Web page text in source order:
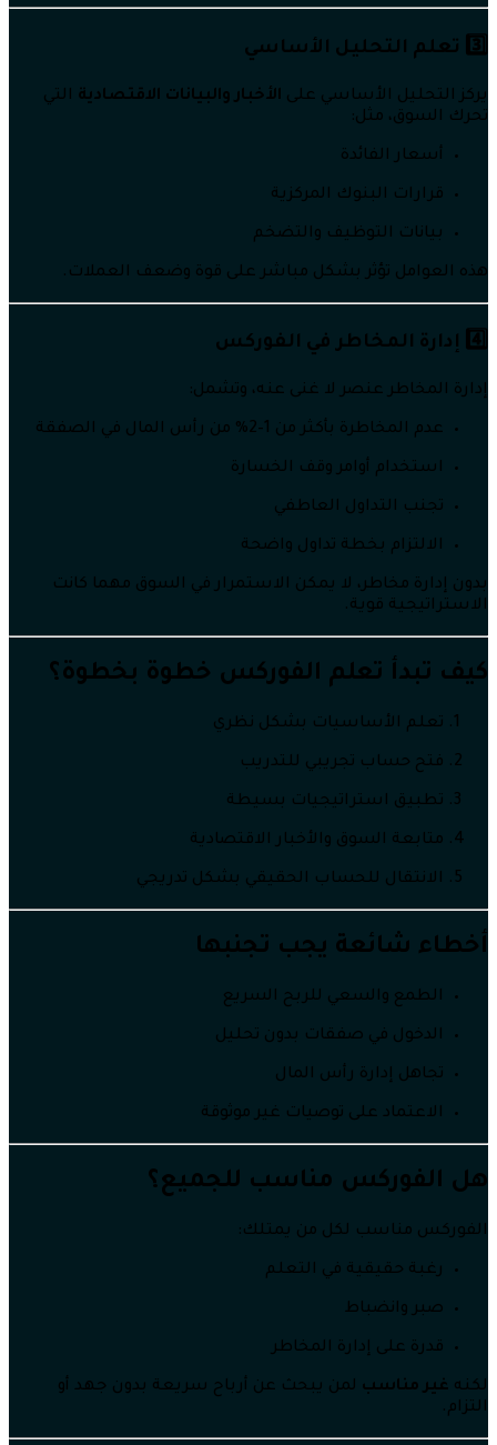
3️⃣ تعلم التحليل الأساسي
يركز التحليل الأساسي على الأخبار والبيانات الاقتصادية التي
تحرك السوق، مثل:
أسعار الفائدة
قرارات البنوك المركزية
بيانات التوظيف والتضخم
هذه العوامل تؤثر بشكل مباشر على قوة وضعف العملات.
4️⃣ إدارة المخاطر في الفوركس
إدارة المخاطر عنصر لا غنى عنه، وتشمل:
عدم المخاطرة بأكثر من 1–2% من رأس المال في الصفقة
استخدام أوامر وقف الخسارة
تجنب التداول العاطفي
الالتزام بخطة تداول واضحة
بدون إدارة مخاطر، لا يمكن الاستمرار في السوق مهما كانت
الاستراتيجية قوية.
كيف تبدأ تعلم الفوركس خطوة بخطوة؟
تعلم الأساسيات بشكل نظري
فتح حساب تجريبي للتدريب
تطبيق استراتيجيات بسيطة
متابعة السوق والأخبار الاقتصادية
الانتقال للحساب الحقيقي بشكل تدريجي
أخطاء شائعة يجب تجنبها
الطمع والسعي للربح السريع
الدخول في صفقات بدون تحليل
تجاهل إدارة رأس المال
الاعتماد على توصيات غير موثوقة
هل الفوركس مناسب للجميع؟
الفوركس مناسب لكل من يمتلك:
رغبة حقيقية في التعلم
صبر وانضباط
قدرة على إدارة المخاطر
لكنه غير مناسب لمن يبحث عن أرباح سريعة بدون جهد أو
التزام.